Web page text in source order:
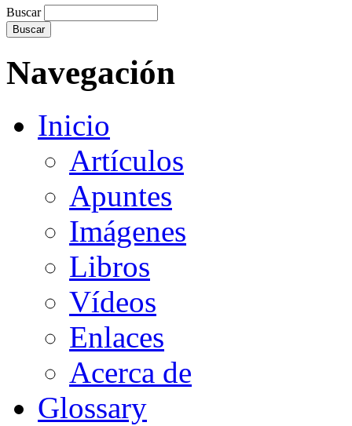
Buscar
Navegación
Inicio
Artículos
Apuntes
Imágenes
Libros
Vídeos
Enlaces
Acerca de
Glossary